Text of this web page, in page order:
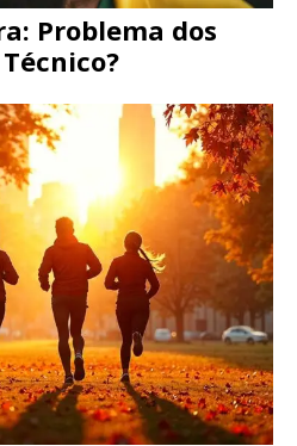
Problema dos